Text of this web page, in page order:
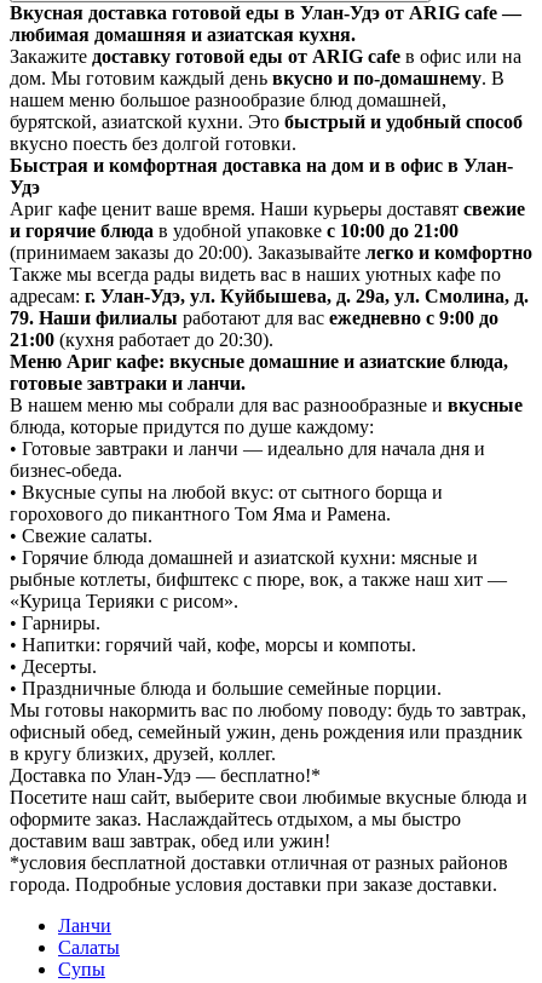
Вкусная доставка готовой еды в Улан-Удэ от ARIG cafe —
любимая домашняя и азиатская кухня.
Закажите доставку готовой еды от ARIG cafe в офис или на
дом. Мы готовим каждый день вкусно и по-домашнему. В
нашем меню большое разнообразие блюд домашней,
бурятской, азиатской кухни. Это быстрый и удобный способ
вкусно поесть без долгой готовки.
Быстрая и комфортная доставка на дом и в офис в Улан-
Удэ
Ариг кафе ценит ваше время. Наши курьеры доставят свежие
и горячие блюда в удобной упаковке с 10:00 до 21:00
(принимаем заказы до 20:00). Заказывайте легко и комфортно
Также мы всегда рады видеть вас в наших уютных кафе по
адресам: г. Улан-Удэ, ул. Куйбышева, д. 29а, ул. Смолина, д.
79. Наши филиалы работают для вас ежедневно с 9:00 до
21:00 (кухня работает до 20:30).
Меню Ариг кафе: вкусные домашние и азиатские блюда,
готовые завтраки и ланчи.
В нашем меню мы собрали для вас разнообразные и вкусные
блюда, которые придутся по душе каждому:
• Готовые завтраки и ланчи — идеально для начала дня и
бизнес-обеда.
• Вкусные супы на любой вкус: от сытного борща и
горохового до пикантного Том Яма и Рамена.
• Свежие салаты.
• Горячие блюда домашней и азиатской кухни: мясные и
рыбные котлеты, бифштекс с пюре, вок, а также наш хит —
«Курица Терияки с рисом».
• Гарниры.
• Напитки: горячий чай, кофе, морсы и компоты.
• Десерты.
• Праздничные блюда и большие семейные порции.
Мы готовы накормить вас по любому поводу: будь то завтрак,
офисный обед, семейный ужин, день рождения или праздник
в кругу близких, друзей, коллег.
Доставка по Улан-Удэ — бесплатно!*
Посетите наш сайт, выберите свои любимые вкусные блюда и
оформите заказ. Наслаждайтесь отдыхом, а мы быстро
доставим ваш завтрак, обед или ужин!
*условия бесплатной доставки отличная от разных районов
города. Подробные условия доставки при заказе доставки.
Ланчи
Салаты
Супы